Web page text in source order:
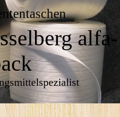
alfa-